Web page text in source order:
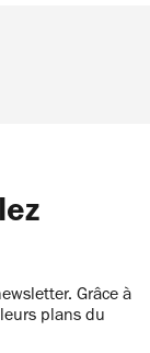
Grâce à
plans du